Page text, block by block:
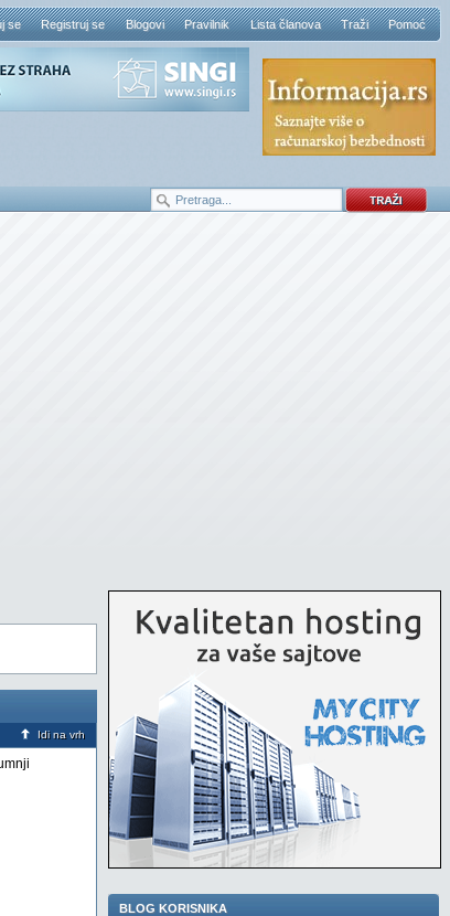
se Registruj se Blogovi Pravilnik Lista članova Traži Pomoć
Idi na vrh
BLOG KORISNIKA